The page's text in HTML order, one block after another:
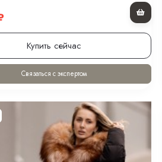
Купить сейчас
Связаться с экспертом
овчины в оттенке “черный” 80 см.
с капюшоном 70 см.
70 см.